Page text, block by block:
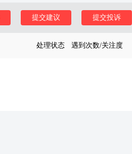
提交投诉
提交建议
处理状态 遇到次数/关注度